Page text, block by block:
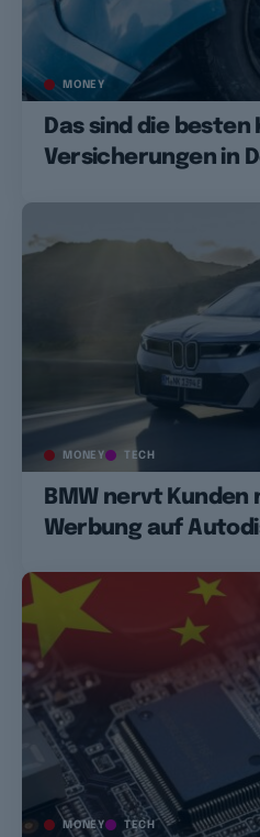
MONEY
Das sind die besten
Versicherungen in
MONEY TECH
BMW nervt
Werbung auf
MONEY TECH